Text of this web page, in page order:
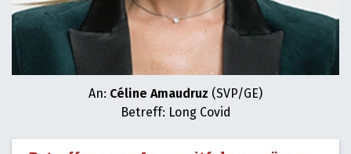
An: Céline Amaudruz (SVP/GE)
Betreff: Long Covid